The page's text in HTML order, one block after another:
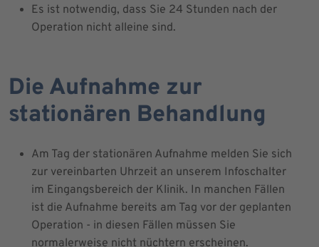
Es ist notwendig, dass Sie 24 Stunden nach der
Operation nicht alleine sind.
Die Aufnahme zur
stationären Behandlung
Am Tag der stationären Aufnahme melden Sie sich
zur vereinbarten Uhrzeit an unserem Infoschalter
im Eingangsbereich der Klinik. In manchen Fällen
ist die Aufnahme bereits am Tag vor der geplanten
Operation - in diesen Fällen müssen Sie
normalerweise nicht nüchtern erscheinen.